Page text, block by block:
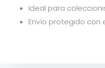
Ideal para
Envío protegido con